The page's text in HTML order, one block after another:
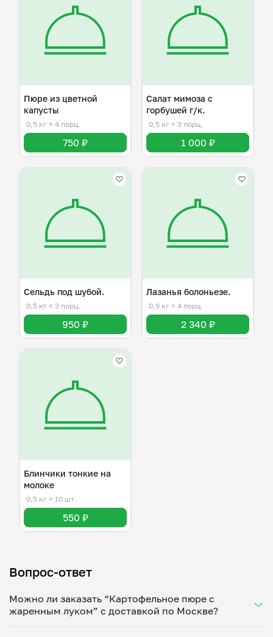
Пюре из цветной
капусты
0,5 кг ≈ 4 порц.
750 ₽
Салат мимоза с
горбушей г/к.
0,5 кг ≈ 3 порц.
1 000 ₽
Сельдь под шубой.
0,5 кг ≈ 3 порц.
950 ₽
Лазанья болоньезе.
0,9 кг ≈ 4 порц.
2 340 ₽
Блинчики тонкие на
молоке
0,5 кг ≈ 10 шт.
550 ₽
Вопрос-ответ
Можно ли заказать “Картофельное пюре с
жаренным луком” с доставкой по Москве?